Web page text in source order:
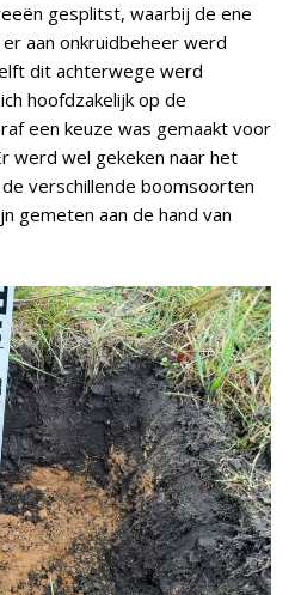
gesplitst, waarbij de ene
aan onkruidbeheer werd
dit achterwege werd
hoofdzakelijk op de
een keuze was gemaakt voor
werd wel gekeken naar het
verschillende boomsoorten
gemeten aan de hand van